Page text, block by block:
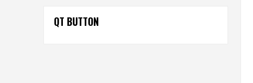
QT BUTTON